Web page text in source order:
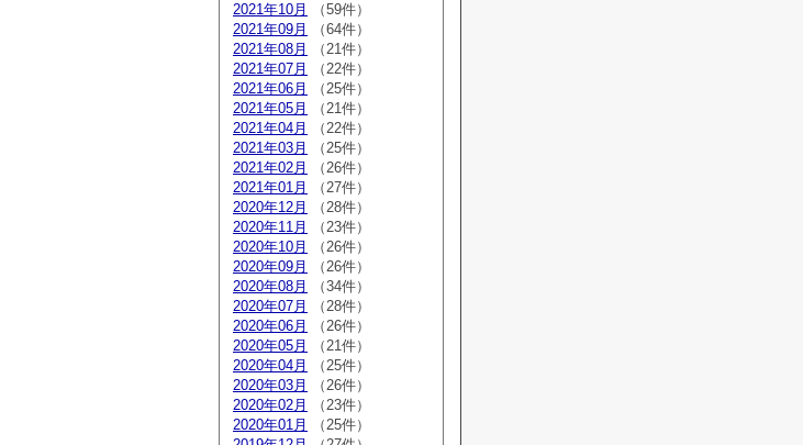
2021年10月
（59件）
2021年09月
（64件）
2021年08月
（21件）
2021年07月
（22件）
2021年06月
（25件）
2021年05月
（21件）
2021年04月
（22件）
2021年03月
（25件）
2021年02月
（26件）
2021年01月
（27件）
2020年12月
（28件）
2020年11月
（23件）
2020年10月
（26件）
2020年09月
（26件）
2020年08月
（34件）
2020年07月
（28件）
2020年06月
（26件）
2020年05月
（21件）
2020年04月
（25件）
2020年03月
（26件）
2020年02月
（23件）
2020年01月
（25件）